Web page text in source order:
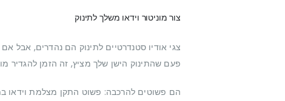
צור מוניטור וידאו משלך לתינוק
צגי אודיו סטנדרטיים לתינוק הם נהדרים, אבל
פעם שהתינוק הישן שלך מציץ, זה הזמן להגדיר
הם פשוטים להרכבה: פשוט התקן מצלמת וידאו